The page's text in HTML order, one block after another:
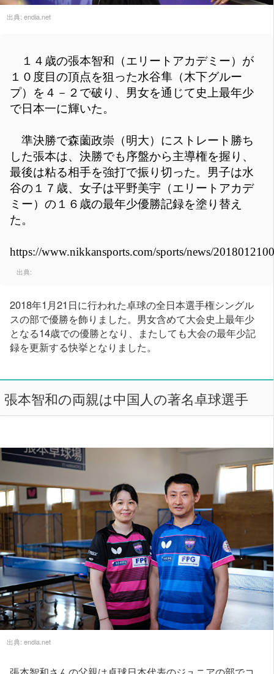
出典: endia.net
１４歳の張本智和（エリートアカデミー）が
１０度目の頂点を狙った水谷隼（木下グルー
プ）を４－２で破り、男女を通じて史上最年少
で日本一に輝いた。
準決勝で森薗政崇（明大）にストレート勝ち
した張本は、決勝でも序盤から主導権を握り、
最後は粘る相手を強打で振り切った。男子は水
谷の１７歳、女子は平野美宇（エリートアカデ
ミー）の１６歳の最年少優勝記録を塗り替え
た。
https://www.nikkansports.com/sports/news/
出典:
2018年1月21日に行われた卓球の全日本選手権シングル
スの部で優勝を飾りました。男女含めて大会史上最年少
となる14歳での優勝となり、またしても大会の最年少記
録を更新する快挙となりました。
張本智和の両親は中国人の著名卓球選手
出典: endia.net